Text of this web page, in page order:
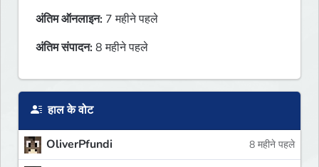
अंतिम ऑनलाइन: 7 महीने पहले
अंतिम संपादन:8 महीने पहले
हाल के वोट
OliverPfundi 8 महीने पहले